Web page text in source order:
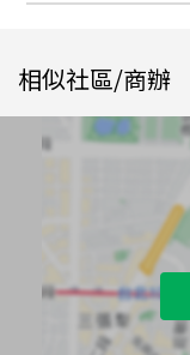
相似社區/商辦